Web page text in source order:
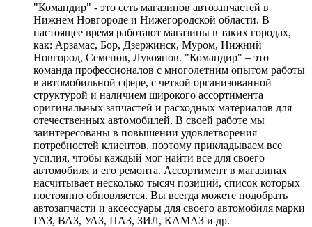
"Командир" - это сеть магазинов автозапчастей в
Нижнем Новгороде и Нижегородской области. В
настоящее время работают магазины в таких городах,
как: Арзамас, Бор, Дзержинск, Муром, Нижний
Новгород, Семенов, Лукоянов. "Командир" – это
команда профессионалов с многолетним опытом работы
в автомобильной сфере, с четкой организованной
структурой и наличием широкого ассортимента
оригинальных запчастей и расходных материалов для
отечественных автомобилей. В своей работе мы
заинтересованы в повышении удовлетворения
потребностей клиентов, поэтому прикладываем все
усилия, чтобы каждый мог найти все для своего
автомобиля и его ремонта. Ассортимент в магазинах
насчитывает несколько тысяч позиций, список которых
постоянно обновляется. Вы всегда можете подобрать
автозапчасти и аксессуары для своего автомобиля марки
ГАЗ, ВАЗ, УАЗ, ПАЗ, ЗИЛ, КАМАЗ и др.